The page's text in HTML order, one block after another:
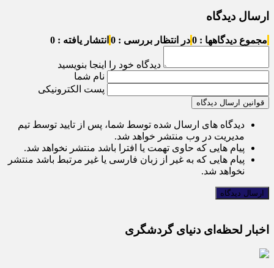
ارسال دیدگاه
مجموع دیدگاهها : 0 در انتظار بررسی : 0 انتشار یافته : 0
دیدگاه خود را اینجا بنویسید
نام شما
پست الکترونیکی
قوانین ارسال دیدگاه
دیدگاه های ارسال شده توسط شما، پس از تایید توسط تیم
مدیریت در وب منتشر خواهد شد.
پیام هایی که حاوی تهمت یا افترا باشد منتشر نخواهد شد.
پیام هایی که به غیر از زبان فارسی یا غیر مرتبط باشد منتشر
نخواهد شد.
اخبار لحظه‌ای دنیای گردشگری